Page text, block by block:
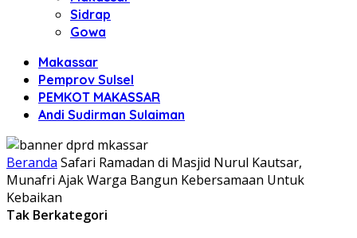
Sidrap
Gowa
Makassar
Pemprov Sulsel
PEMKOT MAKASSAR
Andi Sudirman Sulaiman
Beranda Safari Ramadan di Masjid Nurul Kautsar,
Munafri Ajak Warga Bangun Kebersamaan Untuk
Kebaikan
Tak Berkategori